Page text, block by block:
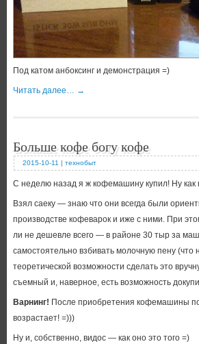
Под катом анбоксинг и демонстрация =)
Читать далее… →
Больше кофе богу кофе
2015-10-11 | технобыт
С неделю назад я ж кофемашину купил! Ну как
Взял саеку — знаю что они всегда были
производстве кофеварок и иже с ними. При
ли не дешевле всего — в районе 30 тыр за
самостоятельно взбивать молочную пену (что
теоретической возможности сделать это
съемный и, наверное, есть возможность
Варнинг! После приобретения кофемашины
возрастает! =)))
Ну и, собственно, видос — как оно это того =)